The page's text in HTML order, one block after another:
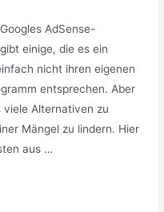
AdSense-
einige, die es ein
nicht ihren eigenen
entsprechen. Aber
Alternativen zu
Mängel zu lindern. Hier
aus …